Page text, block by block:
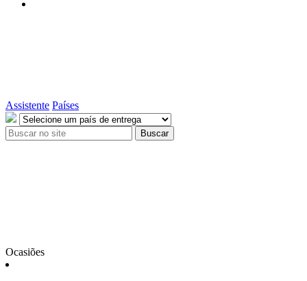
Assistente Países
Buscar
Ocasiões